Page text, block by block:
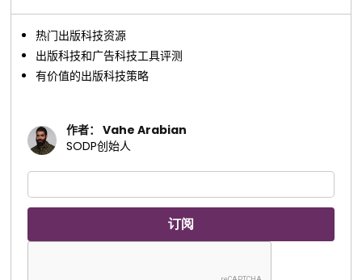
热门出版科技资源
出版科技和广告科技工具评测
有价值的出版科技策略
作者： Vahe Arabian
SODP创始人